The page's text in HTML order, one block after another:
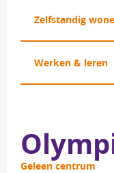
Zelfstandig
Werken & leren
Geleen centrum